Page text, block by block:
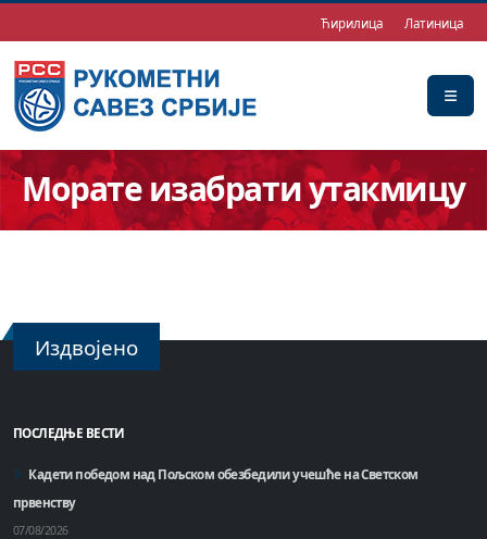
Ћирилица Латиница
Морате изабрати утакмицу
Издвојено
ПОСЛЕДЊЕ ВЕСТИ
Кадети победом над Пољском обезбедили учешће на Светском
првенству
07/08/2026